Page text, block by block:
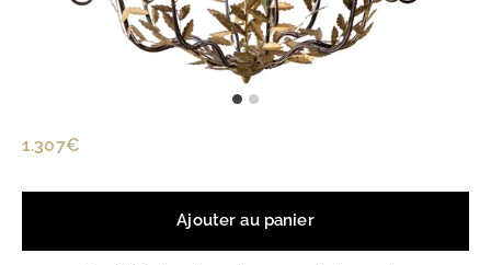
Prix
1.307€
Ajouter au panier